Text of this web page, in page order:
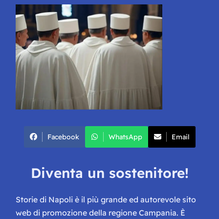
Facebook WhatsApp Email
Diventa un sostenitore!
Storie di Napoli è il più grande ed autorevole sito
web di promozione della regione Campania. È